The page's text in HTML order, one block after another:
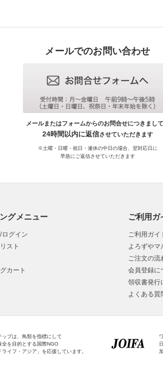
メールでのお問い合わせ
メールまたはフォームからのお問合せにつきまし
24時間以内に返信させていただきます
※土曜・日曜・祝日・連休の中日の場合、翌対応日に
早急にご返信させていただきます
グメニュー
ログイン
スト
カート
ご利用ガ
ご利用ガイ
よろずやマ
ご注文の流
会員登録に
領収書発行
よくある質
ップは、鳥類を指標にして
全を目的とする国際NGO
ライフ・アジア」を応援しています。